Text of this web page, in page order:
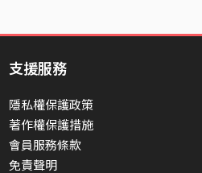
支援服務
隱私權保護政策
著作權保護措施
會員服務條款
免責聲明